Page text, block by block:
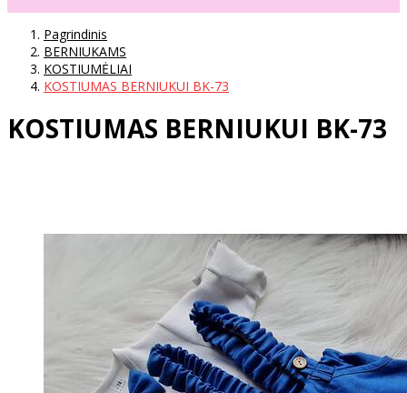
Pagrindinis
BERNIUKAMS
KOSTIUMĖLIAI
KOSTIUMAS BERNIUKUI BK-73
KOSTIUMAS BERNIUKUI BK-73